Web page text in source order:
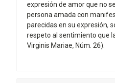
expresión de amor que no
persona amada con
parecidas en su expresión,
respeto al sentimiento que
Virginis Mariae, Núm. 26).